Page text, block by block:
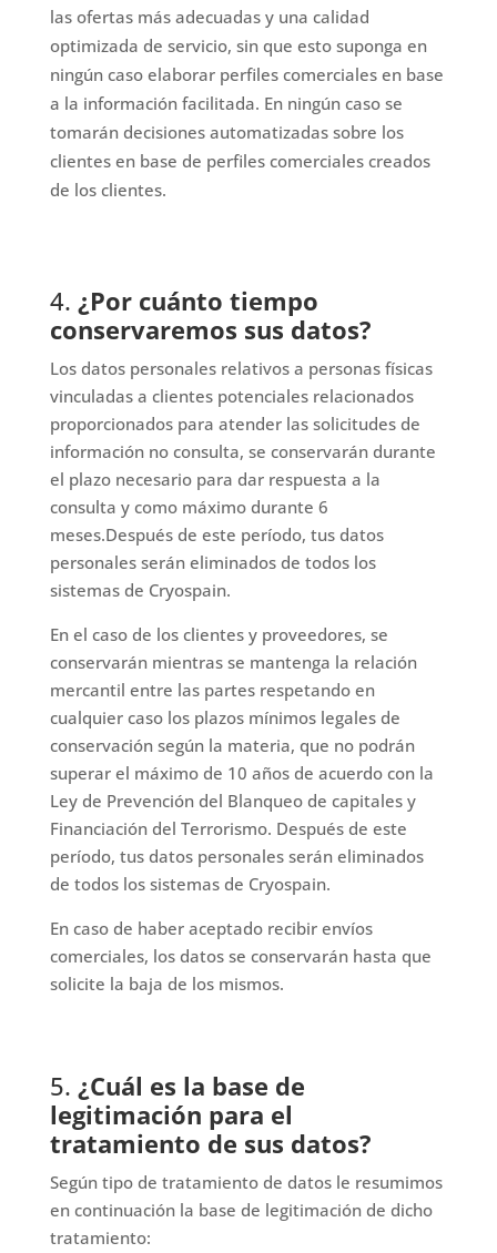
las ofertas más adecuadas y una calidad
optimizada de servicio, sin que esto suponga en
ningún caso elaborar perfiles comerciales en base
a la información facilitada. En ningún caso se
tomarán decisiones automatizadas sobre los
clientes en base de perfiles comerciales creados
de los clientes.
4. ¿Por cuánto tiempo
conservaremos sus datos?
Los datos personales relativos a personas físicas
vinculadas a clientes potenciales relacionados
proporcionados para atender las solicitudes de
información no consulta, se conservarán durante
el plazo necesario para dar respuesta a la
consulta y como máximo durante 6
meses.Después de este período, tus datos
personales serán eliminados de todos los
sistemas de Cryospain.
En el caso de los clientes y proveedores, se
conservarán mientras se mantenga la relación
mercantil entre las partes respetando en
cualquier caso los plazos mínimos legales de
conservación según la materia, que no podrán
superar el máximo de 10 años de acuerdo con la
Ley de Prevención del Blanqueo de capitales y
Financiación del Terrorismo. Después de este
período, tus datos personales serán eliminados
de todos los sistemas de Cryospain.
En caso de haber aceptado recibir envíos
comerciales, los datos se conservarán hasta que
solicite la baja de los mismos.
5. ¿Cuál es la base de
legitimación para el
tratamiento de sus datos?
Según tipo de tratamiento de datos le resumimos
en continuación la base de legitimación de dicho
tratamiento: